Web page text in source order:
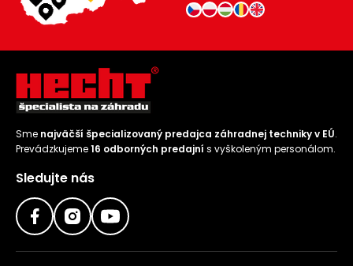
Sme najväčší špecializovaný predajca záhradnej techniky v EÚ.
Prevádzkujeme16 odborných predajní s vyškoleným personálom.
Sledujte nás